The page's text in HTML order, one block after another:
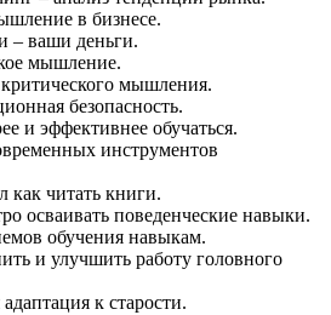
в бизнесе.
– ваши деньги.
мышление.
мышления.
безопасность.
и эффективнее обучаться.
инструментов
как читать книги.
осваивать поведенческие навыки.
обучения навыкам.
и улучшить работу головного
к старости.